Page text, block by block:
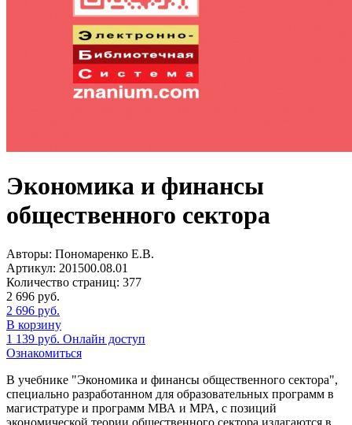
Экономика и финансы
общественного сектора
Авторы: Пономаренко Е.В.
Артикул: 201500.08.01
Количество страниц: 377
2 696 руб.
2 696 руб.
В корзину
1 139 руб. Онлайн доступ
Ознакомиться
В учебнике "Экономика и финансы общественного сектора",
специально разработанном для образовательных программ в
магистратуре и программ МВА и МРА, с позиций
экономической теории общественного сектора излагаются в